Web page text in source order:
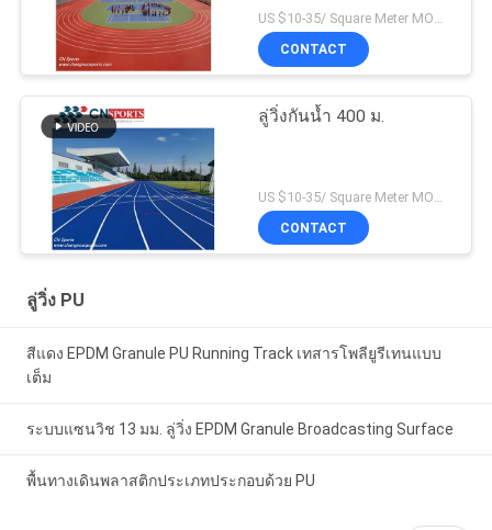
CONTACT
ลู่วิ่งกันน้ำ 400 ม.
CONTACT
ลู่วิ่ง PU
สีแดง EPDM Granule PU Running Track เทสารโพลียูรีเทนแบบ
เต็ม
ระบบแซนวิช 13 มม. ลู่วิ่ง EPDM Granule Broadcasting Surface
พื้นทางเดินพลาสติกประเภทประกอบด้วย PU